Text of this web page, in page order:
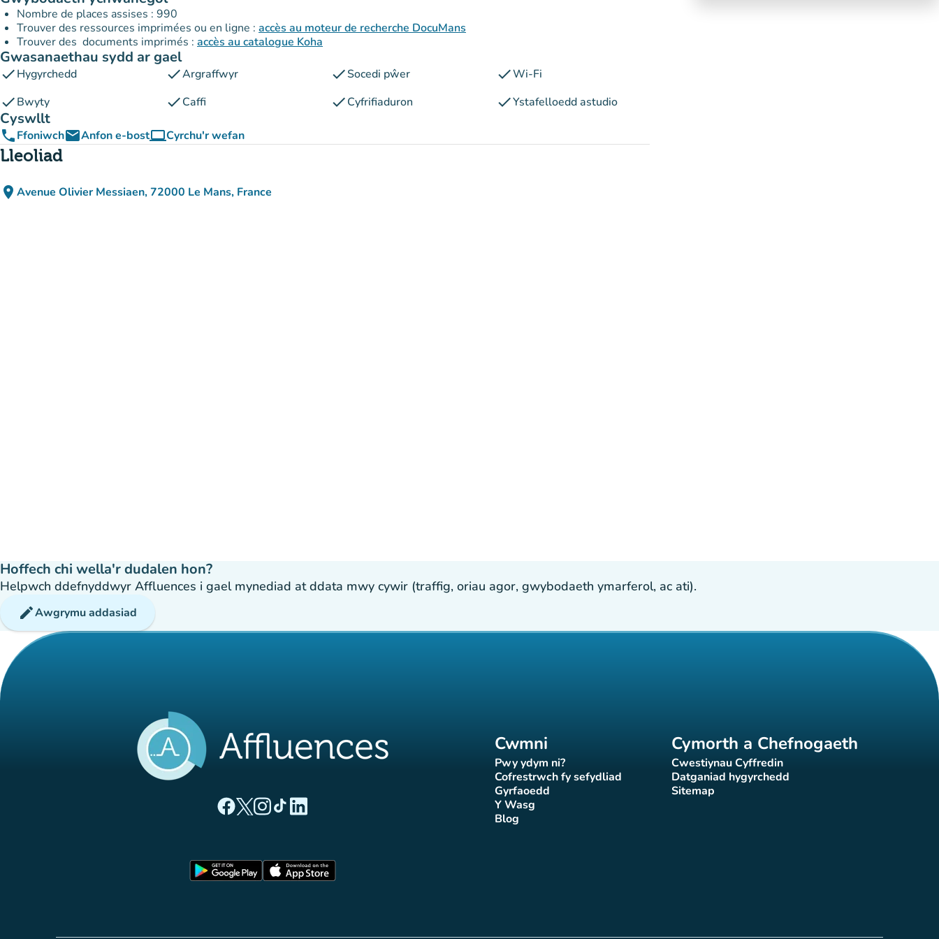
Nombre de places assises : 990
Trouver des ressources imprimées ou en ligne : accès au moteur de recherche DocuMans
Trouver des documents imprimés : accès au catalogue Koha
Gwasanaethau sydd ar gael
checkHygyrchedd checkArgraffwyr checkSocedi pŵer checkWi-Fi
checkBwyty checkCaffi checkCyfrifiaduron checkYstafelloedd astudio
Cyswllt
phoneFfoniwchemailAnfon e-bostcomputerCyrchu'r wefan
(tab newydd)
Lleoliad
place Avenue Olivier Messiaen, 72000 Le Mans, France
(agor yn Google Maps)
(tab newydd)
Hoffech chi wella'r dudalen hon?
Helpwch ddefnyddwyr Affluences i gael mynediad at ddata mwy cywir (traffig, oriau agor, gwybodaeth ymarferol, ac ati).
editAwgrymu addasiad
(tab newydd)
(tab newydd)
(tab newydd)
(tab newydd)
(tab newydd)
Cwmni
Pwy ydym ni?
(tab newydd)
Cofrestrwch fy sefydliad
(tab newydd)
Gyrfaoedd(tab newydd)
Y Wasg(tab newydd)
Blog(tab newydd)
Cymorth a Chefnogaeth
Cwestiynau Cyffredin
(tab newydd)
Datganiad hygyrchedd
(tab newydd)
Sitemap(tab newydd)